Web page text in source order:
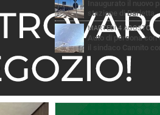
Inaugurato il nuovo
stazione di Barletta
MARTEDÌ 4 AGOSTO
Auto di persona con
il sindaco Cannito